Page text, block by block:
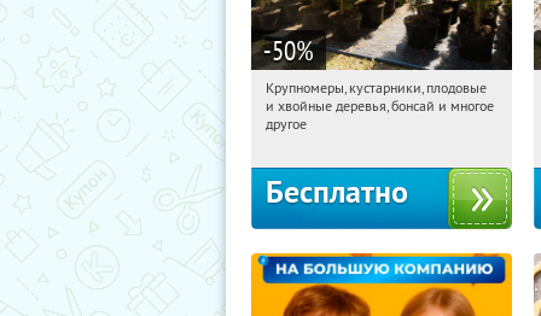
-50%
16:13:23 Получили:28
Москва, Рябиновая улица, 17
Крупномеры, кустарники, плодовые
и хвойные деревья, бонсай и многое
другое
Бесплатно